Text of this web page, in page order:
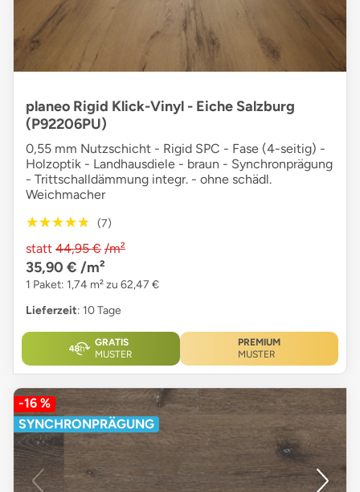
planeo Rigid Klick-Vinyl - Eiche Salzburg
(P92206PU)
0,55 mm Nutzschicht - Rigid SPC - Fase (4-seitig) -
Holzoptik - Landhausdiele - braun - Synchronprägung
- Trittschalldämmung integr. - ohne schädl.
Weichmacher
★★★★★
★★★★★ (7)
statt 44,95 € /m²
35,90 € /m²
1 Paket: 1,74 m² zu 62,47 €
Lieferzeit: 10 Tage
GRATIS
MUSTER
PREMIUM
MUSTER
-16 %
SYNCHRONPRÄGUNG